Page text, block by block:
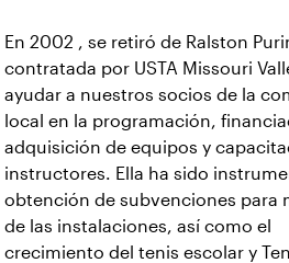
En 2002 , se retiró de Ralston
contratada por USTA Missouri
ayudar a nuestros socios de la
local en la programación,
adquisición de equipos y
instructores. Ella ha sido
obtención de subvenciones para
de las instalaciones, así como el
crecimiento del tenis escolar y